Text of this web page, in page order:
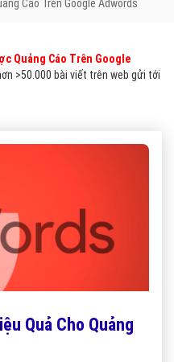
Cáo Trên Google Adwords
Quảng Cáo Trên Google
>50.000 bài viết trên web gửi tới
Quả Cho Quảng